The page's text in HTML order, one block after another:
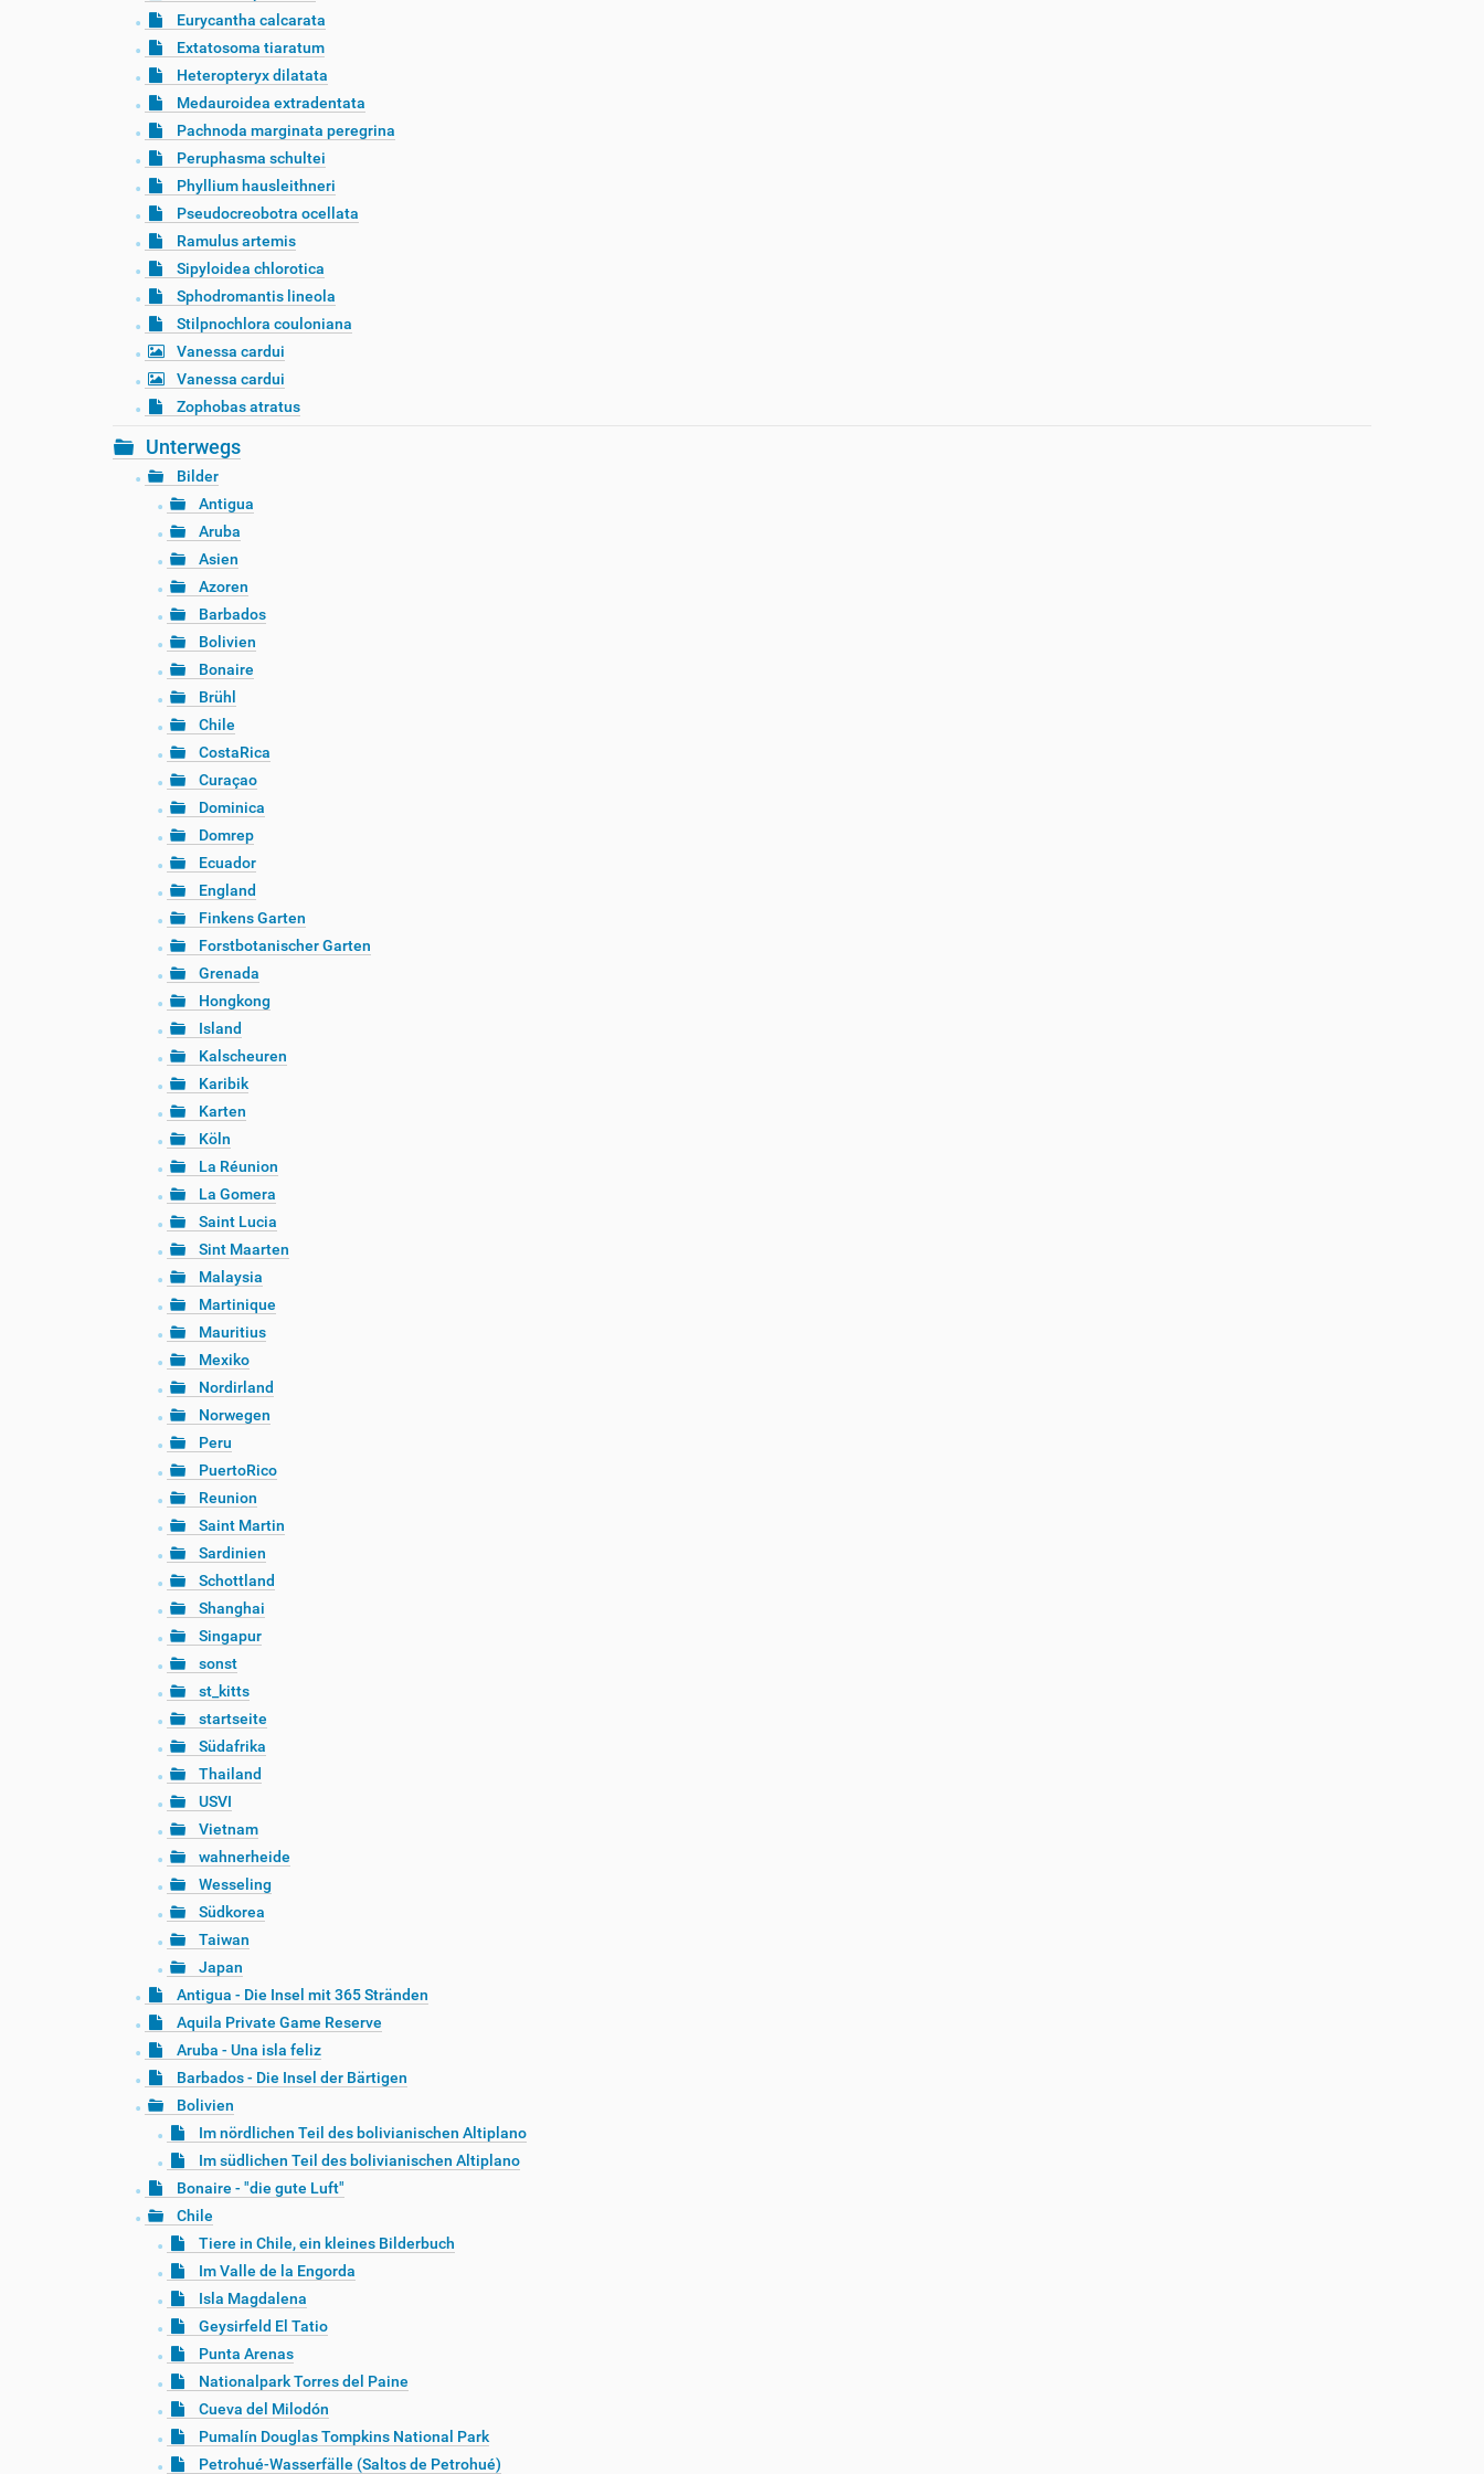
Eurycantha calcarata
Extatosoma tiaratum
Heteropteryx dilatata
Medauroidea extradentata
Pachnoda marginata peregrina
Peruphasma schultei
Phyllium hausleithneri
Pseudocreobotra ocellata
Ramulus artemis
Sipyloidea chlorotica
Sphodromantis lineola
Stilpnochlora couloniana
Vanessa cardui
Vanessa cardui
Zophobas atratus
Unterwegs
Bilder
Antigua
Aruba
Asien
Azoren
Barbados
Bolivien
Bonaire
Brühl
Chile
CostaRica
Curaçao
Dominica
Domrep
Ecuador
England
Finkens Garten
Forstbotanischer Garten
Grenada
Hongkong
Island
Kalscheuren
Karibik
Karten
Köln
La Réunion
La Gomera
Saint Lucia
Sint Maarten
Malaysia
Martinique
Mauritius
Mexiko
Nordirland
Norwegen
Peru
PuertoRico
Reunion
Saint Martin
Sardinien
Schottland
Shanghai
Singapur
sonst
st_kitts
startseite
Südafrika
Thailand
USVI
Vietnam
wahnerheide
Wesseling
Südkorea
Taiwan
Japan
Antigua - Die Insel mit 365 Stränden
Aquila Private Game Reserve
Aruba - Una isla feliz
Barbados - Die Insel der Bärtigen
Bolivien
Im nördlichen Teil des bolivianischen Altiplano
Im südlichen Teil des bolivianischen Altiplano
Bonaire - "die gute Luft"
Chile
Tiere in Chile, ein kleines Bilderbuch
Im Valle de la Engorda
Isla Magdalena
Geysirfeld El Tatio
Punta Arenas
Nationalpark Torres del Paine
Cueva del Milodón
Pumalín Douglas Tompkins National Park
Petrohué-Wasserfälle (Saltos de Petrohué)